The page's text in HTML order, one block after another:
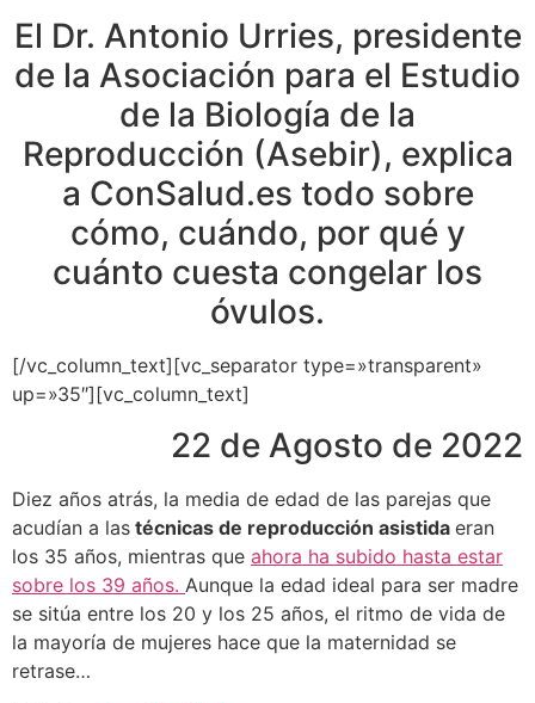
El Dr. Antonio Urries, presidente
de la Asociación para el Estudio
de la Biología de la
Reproducción (Asebir), explica
a ConSalud.es todo sobre
cómo, cuándo, por qué y
cuánto cuesta congelar los
óvulos.
[/vc_column_text][vc_separator type=»transparent»
up=»35″][vc_column_text]
22 de Agosto de 2022
Diez años atrás, la media de edad de las parejas que
acudían a las técnicas de reproducción asistida eran
los 35 años, mientras que ahora ha subido hasta estar
sobre los 39 años. Aunque la edad ideal para ser madre
se sitúa entre los 20 y los 25 años, el ritmo de vida de
la mayoría de mujeres hace que la maternidad se
retrase…